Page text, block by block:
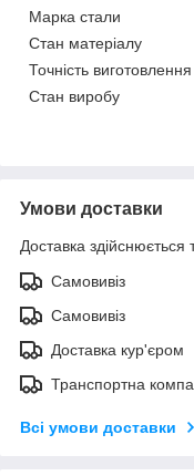
Марка стали
Стан матеріалу
Точність виготовлення
Стан виробу
Умови доставки
Доставка здійснюється
Самовивіз
Самовивіз
Доставка кур'єром
Транспортна
Всі умови доставки